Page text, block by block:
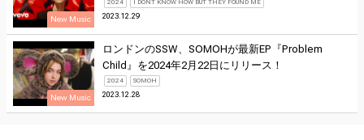
New Music
2024 I DONT KNOW HOW BUT THEY FOUND ME
2023.12.29
New Music
ロンドンのSSW、SOMOHが最新EP『Problem
Child』を2024年2月22日にリリース！
2024 SOMOH
2023.12.28